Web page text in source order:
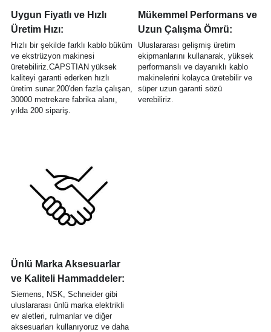
Uygun Fiyatlı ve Hızlı
Üretim Hızı:
Hızlı bir şekilde farklı kablo büküm
ve ekstrüzyon makinesi
üretebiliriz.CAPSTIAN yüksek
kaliteyi garanti ederken hızlı
üretim sunar.200'den fazla çalışan,
30000 metrekare fabrika alanı,
yılda 200 sipariş.
Mükemmel Performans ve
Uzun Çalışma Ömrü:
Uluslararası gelişmiş üretim
ekipmanlarını kullanarak, yüksek
performanslı ve dayanıklı kablo
makinelerini kolayca üretebilir ve
süper uzun garanti sözü
verebiliriz.
Ünlü Marka Aksesuarlar
ve Kaliteli Hammaddeler:
Siemens, NSK, Schneider gibi
uluslararası ünlü marka elektrikli
ev aletleri, rulmanlar ve diğer
aksesuarları kullanıyoruz ve daha